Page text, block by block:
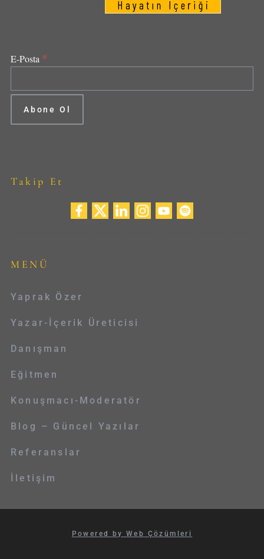
E-Posta *
Takip Et
MENÜ
Yaprak Özer
Yazar-İçerik Üreticisi
Danışman
Eğitmen
Konuşmacı-Moderatör
Blog – Güncel Yazılar
Referanslar
İletişim
Powered by Web Çözümleri